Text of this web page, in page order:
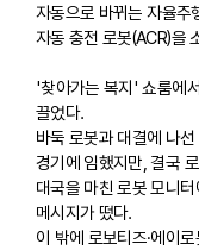
자동으로 바뀌는 자율
자동 충전 로봇(ACR)을
'찾아가는 복지' 쇼룸에
끌었다.
바둑 로봇과 대결에 나
경기에 임했지만, 결국
대국을 마친 로봇 모니
메시지가 떴다.
이 밖에 로보티즈·에이